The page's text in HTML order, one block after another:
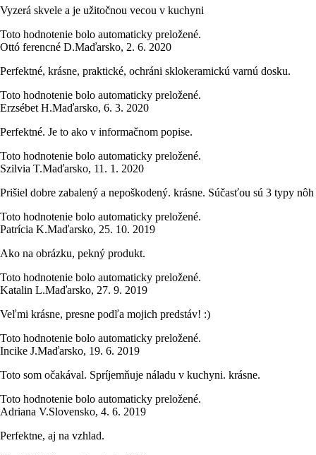
Vyzerá skvele a je užitočnou vecou v kuchyni
Toto hodnotenie bolo automaticky preložené.
Ottó ferencné D.Maďarsko, 2. 6. 2020
Perfektné, krásne, praktické, ochráni sklokeramickú varnú dosku.
Toto hodnotenie bolo automaticky preložené.
Erzsébet H.Maďarsko, 6. 3. 2020
Perfektné. Je to ako v informačnom popise.
Toto hodnotenie bolo automaticky preložené.
Szilvia T.Maďarsko, 11. 1. 2020
Prišiel dobre zabalený a nepoškodený. krásne. Súčasťou sú 3 typy nôh
Toto hodnotenie bolo automaticky preložené.
Patrícia K.Maďarsko, 25. 10. 2019
Ako na obrázku, pekný produkt.
Toto hodnotenie bolo automaticky preložené.
Katalin L.Maďarsko, 27. 9. 2019
Veľmi krásne, presne podľa mojich predstáv! :)
Toto hodnotenie bolo automaticky preložené.
Incike J.Maďarsko, 19. 6. 2019
Toto som očakával. Spríjemňuje náladu v kuchyni. krásne.
Toto hodnotenie bolo automaticky preložené.
Adriana V.Slovensko, 4. 6. 2019
Perfektne, aj na vzhlad.